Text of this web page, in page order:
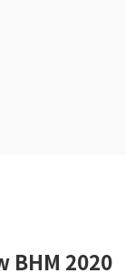
BHM 2020